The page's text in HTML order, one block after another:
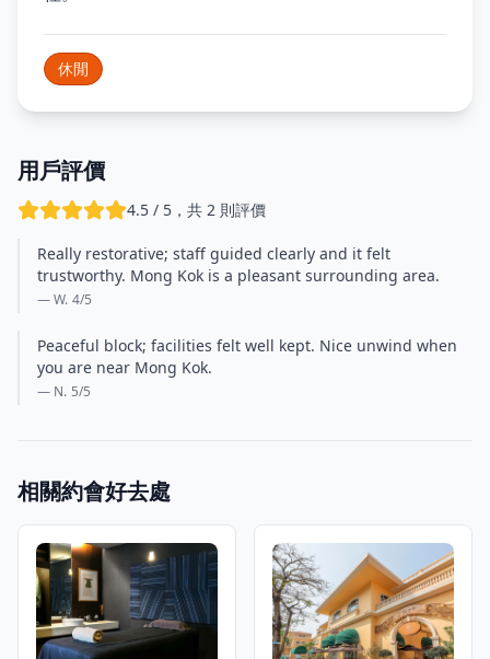
休閒
用戶評價
4.5 / 5，共 2 則評價
Really restorative; staff guided clearly and it felt
trustworthy. Mong Kok is a pleasant surrounding area.
— W. 4/5
Peaceful block; facilities felt well kept. Nice unwind when
you are near Mong Kok.
— N. 5/5
相關約會好去處